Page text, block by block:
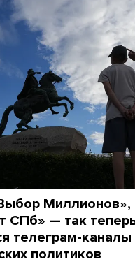
Миллионов»,
СПб» — так
телеграм-каналы
политиков